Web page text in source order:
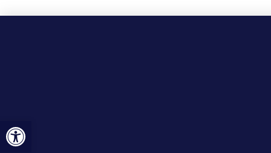
פתח סרגל נגישות